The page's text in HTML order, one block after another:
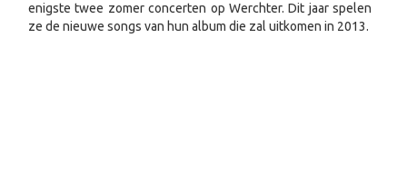
enigste twee zomer concerten op Werchter. Dit jaar spelen
ze de nieuwe songs van hun album die zal uitkomen in 2013.